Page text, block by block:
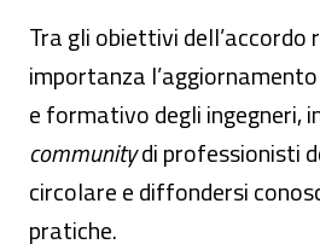
Tra gli obiettivi
importanza
e formativo degli ingegneri,
communitydi professionisti
circolare e diffondersi
pratiche.